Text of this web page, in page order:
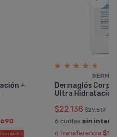
+
EXTRA OFF
Dermaglós
Ultra Hidratación
$22.138 $29.517
6 cuotas sin
ó Transferencia